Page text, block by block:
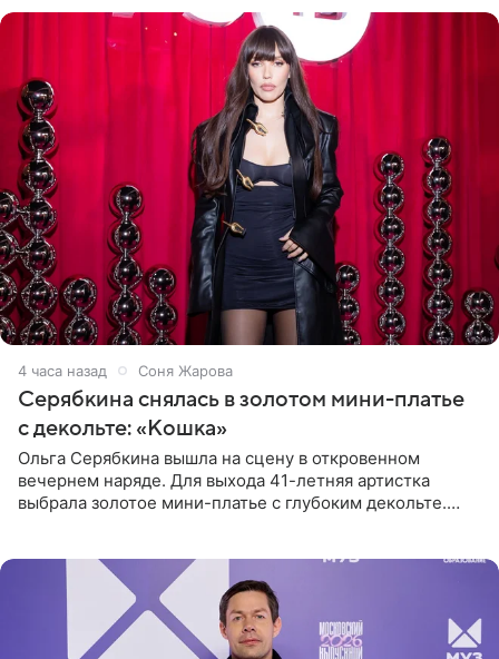
4 часа назад Соня Жарова
Серябкина снялась в золотом мини-платье
с декольте: «Кошка»
Ольга Серябкина вышла на сцену в откровенном
вечернем наряде. Для выхода 41-летняя артистка
выбрала золотое мини-платье с глубоким декольте.